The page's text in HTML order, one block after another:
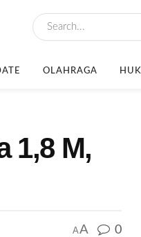
OLAHRAGA
1,8 M,
AA 0